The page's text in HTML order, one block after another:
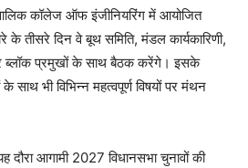
कॉलेज ऑफ इंजीनियरिंग में आयोजित
के तीसरे दिन वे बूथ समिति, मंडल कार्यकारिणी,
ब्लॉक प्रमुखों के साथ बैठक करेंगे। इसके
साथ भी विभिन्न महत्वपूर्ण विषयों पर मंथन
दौरा आगामी 2027 विधानसभा चुनावों की